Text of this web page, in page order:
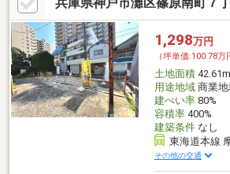
1,298万円
（坪単価:100.78万
土地面積42.61m
用途地域商業地
建ぺい率80%
容積率400%
建築条件なし
東海道本線
その他の交通